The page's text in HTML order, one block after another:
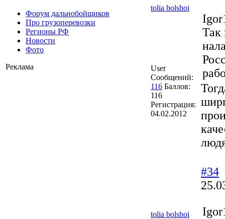
Форум дальнобойщиков
Про грузоперевозки
Регионы РФ
Новости
Фото
Реклама
tolia bolshoi
User
Сообщений:
116 Баллов:
116
Регистрация:
04.02.2012
Так
tolia bolshoi
#34